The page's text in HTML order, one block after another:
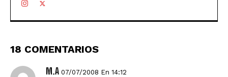
18 COMENTARIOS
M.A 07/07/2008 En 14:12